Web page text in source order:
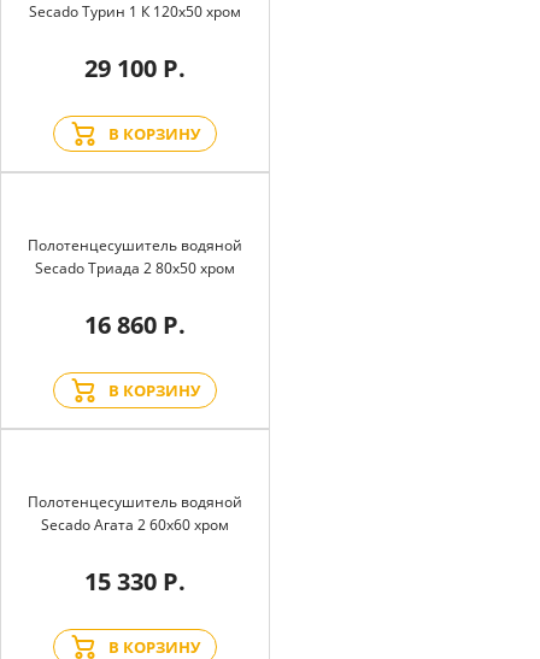
Secado Турин 1 К 120x50 хром
29 100 Р.
В КОРЗИНУ
Полотенцесушитель водяной
Secado Триада 2 80x50 хром
16 860 Р.
В КОРЗИНУ
Полотенцесушитель водяной
Secado Агата 2 60x60 хром
15 330 Р.
В КОРЗИНУ